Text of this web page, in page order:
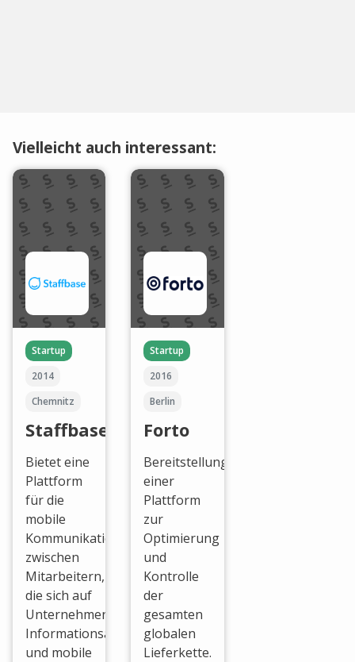
Vielleicht auch interessant:
Startup
2014
Chemnitz
Staffbase
Bietet eine
Plattform
für die
mobile
Kommunikation
zwischen
Mitarbeitern,
die sich auf
Unternehmenskommunikation,
Informationsaustausch
und mobile
Startup
2016
Berlin
Forto
Bereitstellung
einer
Plattform
zur
Optimierung
und
Kontrolle
der
gesamten
globalen
Lieferkette.